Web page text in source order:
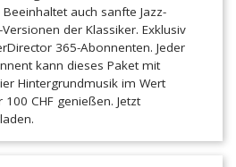
Beeinhaltet auch sanfte Jazz-
der Klassiker. Exklusiv
365-Abonnenten. Jeder
kann dieses Paket mit
Hintergrundmusik im Wert
CHF genießen. Jetzt